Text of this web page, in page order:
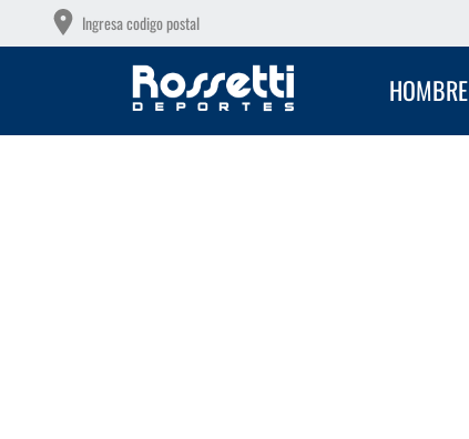
Ingresa codigo postal
SIN INTERÉS CON TU DEBITO
HOMBRE